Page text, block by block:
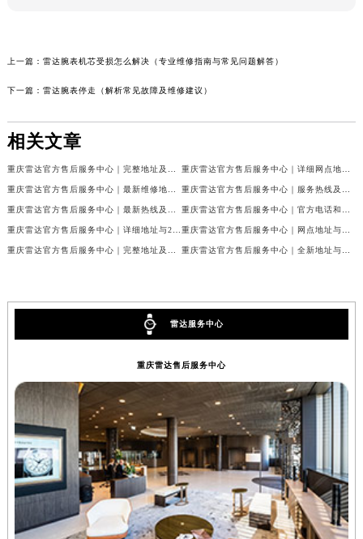
上一篇： 雷达腕表机芯受损怎么解决（专业维修指南与常见问题解答）
下一篇： 雷达腕表停走（解析常见故障及维修建议）
相关文章
雷达服务中心
重庆雷达售后服务中心